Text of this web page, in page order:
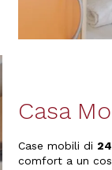
Casa
Case mobili di
comfort a un